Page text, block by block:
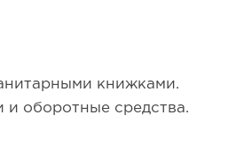
в 2026 году:...
книжками.
и оборотные средства.